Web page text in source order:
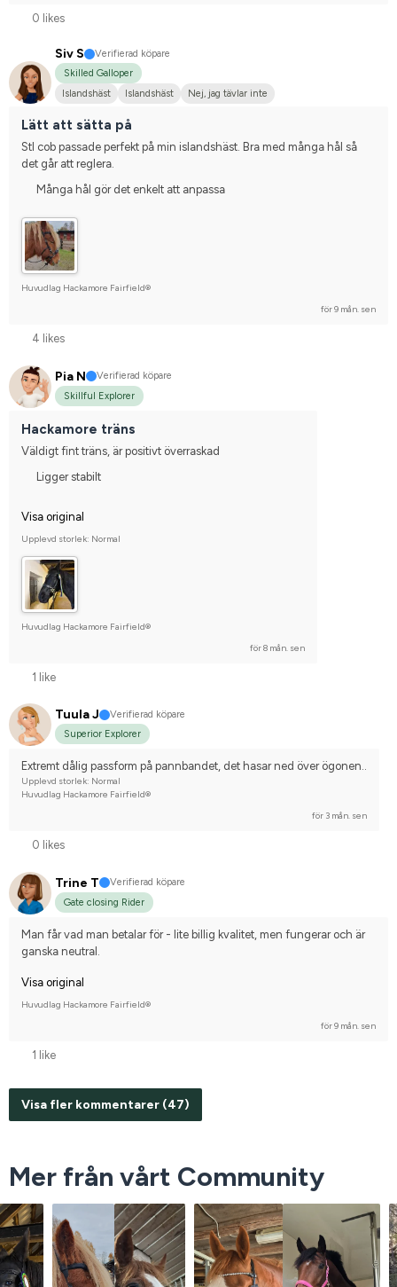
0 likes
Siv S
Verifierad köpare
Skilled Galloper
Islandshäst
Islandshäst Nej, jag tävlar inte
Lätt att sätta på
Stl cob passade perfekt på min islandshäst. Bra med många hål så
det går att reglera.
Många hål gör det enkelt att anpassa
Huvudlag Hackamore Fairfield®
för 9 mån. sen
4 likes
Pia N
Verifierad köpare
Skillful Explorer
Hackamore träns
Väldigt fint träns, är positivt överraskad
Ligger stabilt
Visa original
Upplevd storlek: Normal
Huvudlag Hackamore Fairfield®
för 8 mån. sen
1 like
Tuula J
Verifierad köpare
Superior Explorer
Extremt dålig passform på pannbandet, det hasar ned över ögonen..
Upplevd storlek: Normal
Huvudlag Hackamore Fairfield®
för 3 mån. sen
0 likes
Trine T
Verifierad köpare
Gate closing Rider
Man får vad man betalar för - lite billig kvalitet, men fungerar och är
ganska neutral.
Visa original
Huvudlag Hackamore Fairfield®
för 9 mån. sen
1 like
Visa fler kommentarer (47)
Mer från vårt Community